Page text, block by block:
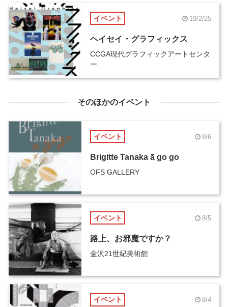
イベント 19/2/25
ヘイセイ・グラフィックス
CCGA現代グラフィックアートセンタ
ー
そのほかのイベント
イベント 8/6
Brigitte Tanaka ā go go
OFS GALLERY
イベント 8/5
路上、お邪魔ですか？
金沢21世紀美術館
イベント 8/4